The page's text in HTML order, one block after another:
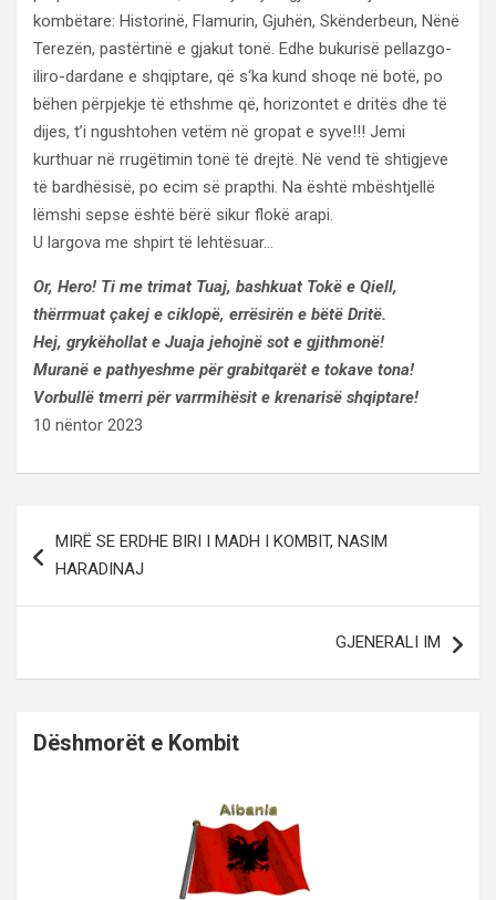
kombëtare: Historinë, Flamurin, Gjuhën, Skënderbeun, Nënë
Terezën, pastërtinë e gjakut tonë. Edhe bukurisë pellazgo-
iliro-dardane e shqiptare, që s‘ka kund shoqe në botë, po
bëhen përpjekje të ethshme që, horizontet e dritës dhe të
dijes, t’i ngushtohen vetëm në gropat e syve!!! Jemi
kurthuar në rrugëtimin tonë të drejtë. Në vend të shtigjeve
të bardhësisë, po ecim së prapthi. Na është mbështjellë
lëmshi sepse është bërë sikur flokë arapi.
U largova me shpirt të lehtësuar…
Or, Hero! Ti me trimat Tuaj, bashkuat Tokë e Qiell,
thërrmuat çakej e ciklopë, errësirën e bëtë Dritë.
Hej, grykëhollat e Juaja jehojnë sot e gjithmonë!
Muranë e pathyeshme për grabitqarët e tokave tona!
Vorbullë tmerri për varrmihësit e krenarisë shqiptare!
10 nëntor 2023
te
MIRË SE ERDHE BIRI I MADH I KOMBIT, NASIM
HARADINAJ
GJENERALI IM
Dëshmorët e Kombit